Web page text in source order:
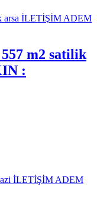
m2 satilik
: